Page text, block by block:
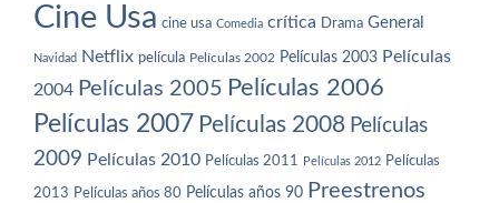
Cine Usa cine usa Comedia crítica Drama General
Navidad Netflix película Películas 2002 Películas 2003 Películas
2004 Películas 2005 Películas 2006
Películas 2007 Películas 2008 Películas
2009 Películas 2010 Películas 2011 Películas 2012 Películas
2013 Películas años 80 Películas años 90 Preestrenos